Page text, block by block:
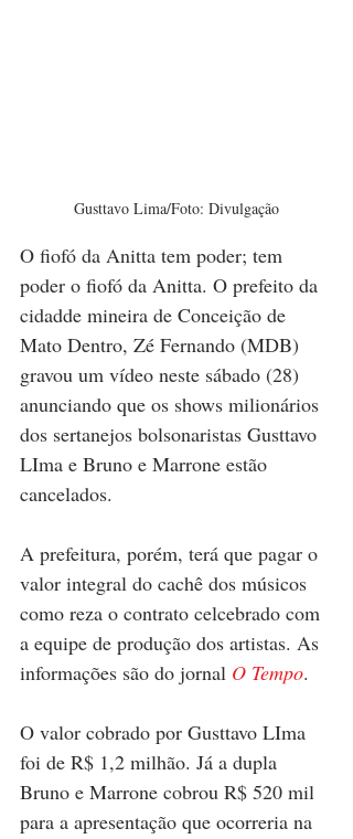
Gusttavo Lima/Foto: Divulgação
O fiofó da Anitta tem poder; tem
poder o fiofó da Anitta. O prefeito da
cidadde mineira de Conceição de
Mato Dentro, Zé Fernando (MDB)
gravou um vídeo neste sábado (28)
anunciando que os shows milionários
dos sertanejos bolsonaristas Gusttavo
LIma e Bruno e Marrone estão
cancelados.
A prefeitura, porém, terá que pagar o
valor integral do cachê dos músicos
como reza o contrato celcebrado com
a equipe de produção dos artistas. As
informações são do jornal O Tempo.
O valor cobrado por Gusttavo LIma
foi de R$ 1,2 milhão. Já a dupla
Bruno e Marrone cobrou R$ 520 mil
para a apresentação que ocorreria na